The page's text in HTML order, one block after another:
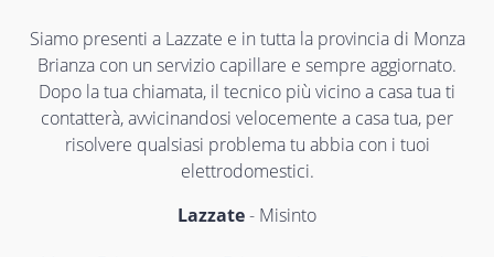
Siamo presenti a Lazzate e in tutta la provincia di Monza
Brianza con un servizio capillare e sempre aggiornato.
Dopo la tua chiamata, il tecnico più vicino a casa tua ti
contatterà, avvicinandosi velocemente a casa tua, per
risolvere qualsiasi problema tu abbia con i tuoi
elettrodomestici.
Lazzate- Misinto